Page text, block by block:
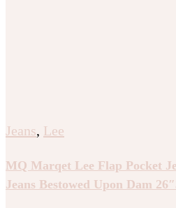
Jeans, Lee
MQ Marqet Lee Flap Pocket
Jeans Bestowed Upon Dam